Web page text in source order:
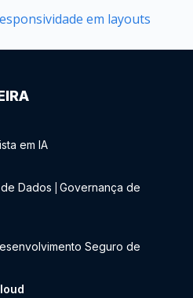
em layouts
em IA
Dados
Governança de
Seguro de